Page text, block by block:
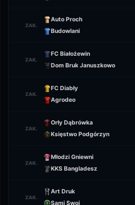
ZAK.
Auto Proch
Budowlani
ZAK.
FC Białożewin
Dom Bruk Januszkowo
ZAK.
FC Diabły
Agrodeo
ZAK.
Orły Dąbrówka
Księstwo Podgórzyn
ZAK.
Młodzi Gniewni
KKS Bangladesz
ZAK.
Art Druk
Sami Swoi